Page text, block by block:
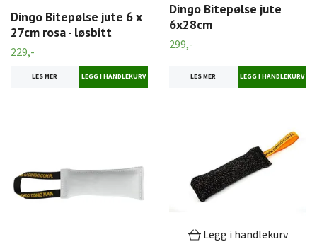
Dingo Bitepølse jute 6 x
27cm rosa - løsbitt
229,-
LES MER
Dingo Bitepølse jute
6x28cm
299,-
LES MER
Legg i handlekurv